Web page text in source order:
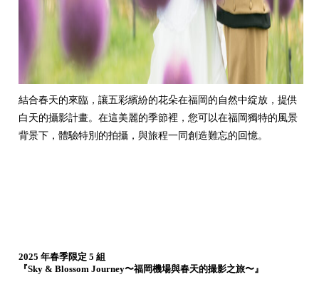
結合春天的來臨，讓五彩繽紛的花朵在福岡的自然中綻放，提供
白天的攝影計畫。在這美麗的季節裡，您可以在福岡獨特的風景
背景下，體驗特別的拍攝，與旅程一同創造難忘的回憶。
2025 年春季限定 5 組
『Sky & Blossom Journey〜福岡機場與春天的撮影之旅〜』